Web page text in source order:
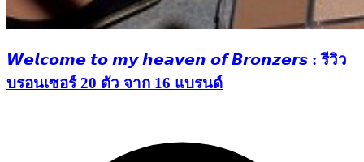
𝙒𝙚𝙡𝙘𝙤𝙢𝙚 𝙩𝙤 𝙢𝙮 𝙝𝙚𝙖𝙫𝙚𝙣 𝙤𝙛 𝘽𝙧𝙤𝙣𝙯𝙚𝙧𝙨 : รีวิว
บรอนเซอร์ 20 ตัว จาก 16 แบรนด์